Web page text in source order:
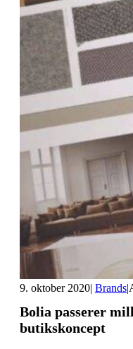
9. oktober 2020| Brands|
Bolia passerer
butikskoncept